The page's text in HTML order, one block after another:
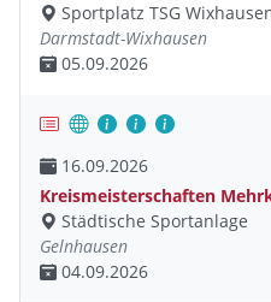
Sportplatz TSG
Darmstadt-Wixhausen
05.09.2026
16.09.2026
Kreismeisterschaften
Städtische Sportanlage
Gelnhausen
04.09.2026